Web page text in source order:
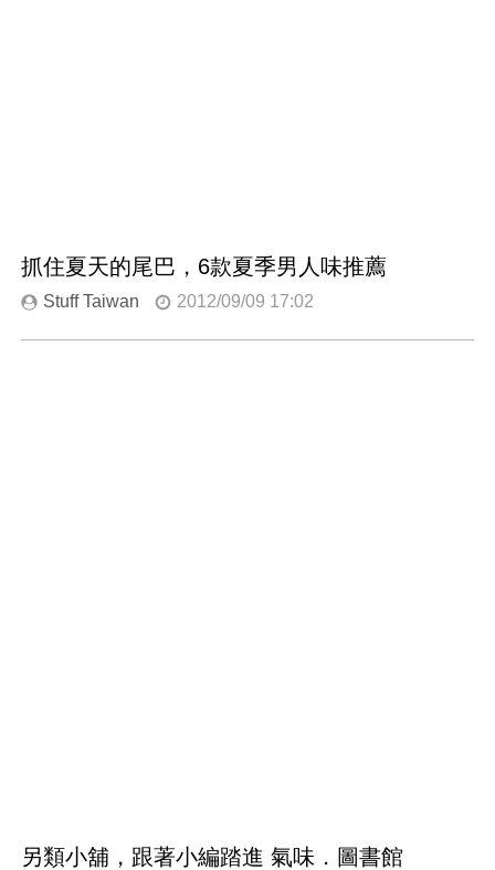
抓住夏天的尾巴，6款夏季男人味推薦
Stuff Taiwan 2012/09/09 17:02
另類小舖，跟著小編踏進 氣味．圖書館